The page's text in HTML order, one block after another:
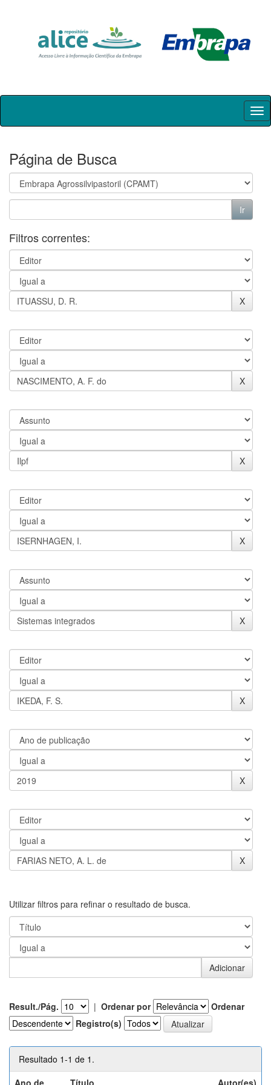
Skip
Página de Busca
Filtros correntes:
Utilizar filtros para refinar o resultado de busca.
Result./Pág. | Ordenar por
Ordenar
Registro(s)
Resultado 1-1 de 1.
Ano de
Título Autor(es)